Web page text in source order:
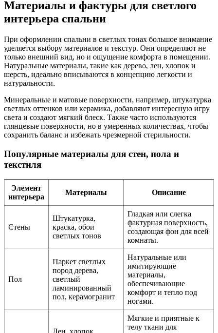
Материалы и фактуры для светлого
интерьера спальни
При оформлении спальни в светлых тонах большое внимание
уделяется выбору материалов и текстур. Они определяют не
только внешний вид, но и ощущение комфорта в помещении.
Натуральные материалы, такие как дерево, лен, хлопок и
шерсть, идеально вписываются в концепцию легкости и
натуральности.
Минеральные и матовые поверхности, например, штукатурка
светлых оттенков или керамика, добавляют интересную игру
света и создают мягкий блеск. Также часто используются
глянцевые поверхности, но в умеренных количествах, чтобы
сохранить баланс и избежать чрезмерной стерильности.
Популярные материалы для стен, пола и
текстиля
Элемент
интерьера
Материалы Описание
Стены
Штукатурка,
краска, обои
светлых тонов
Гладкая или слегка
фактурная поверхность,
создающая фон для всей
комнаты.
Пол
Паркет светлых
пород дерева,
светлый
ламинированный
пол, керамогранит
Натуральные или
имитирующие
материалы,
обеспечивающие
комфорт и тепло под
ногами.
Лен, хлопок,
Мягкие и приятные к
телу ткани для